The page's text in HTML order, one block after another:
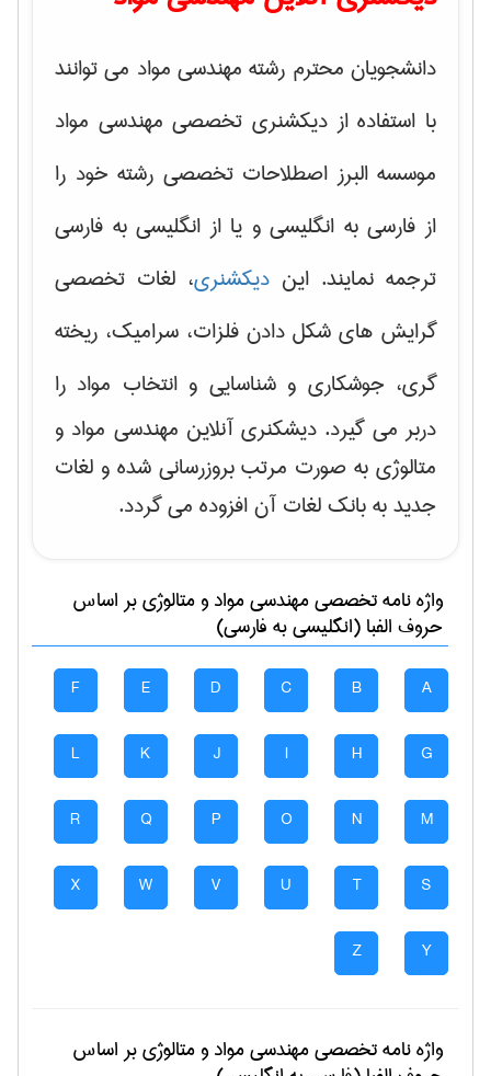
دانشجویان محترم رشته مهندسی مواد می توانند
با استفاده از دیکشنری تخصصی مهندسی مواد
موسسه البرز اصطلاحات تخصصی رشته خود را
از فارسی به انگلیسی و یا از انگلیسی به فارسی
ترجمه نمایند. این دیکشنری، لغات تخصصی
گرایش های شکل دادن فلزات، سرامیک، ریخته
گری، جوشکاری و شناسایی و انتخاب مواد را
دربر می گیرد. دیشکنری آنلاین مهندسی مواد و
متالوژی به صورت مرتب بروزرسانی شده و لغات
جدید به بانک لغات آن افزوده می گردد.
واژه نامه تخصصیمهندسی مواد و متالوژیبر اساس
حروف الفبا (انگلیسی به فارسی)
A
B
C
D
E
F
G
H
I
J
K
L
M
N
O
P
Q
R
S
T
U
V
W
X
Y
Z
واژه نامه تخصصیمهندسی مواد و متالوژیبر اساس